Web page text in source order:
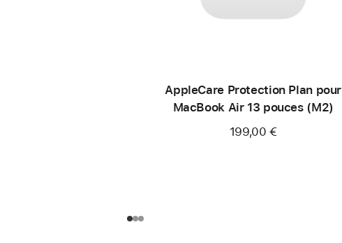
AppleCare Protection Plan pour
MacBook Air 13 pouces (M2)
199,00 €